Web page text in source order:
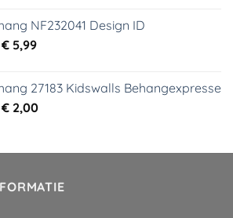
€ 29,95.€ 3,99.
NF232041 Design ID
Oorspronkelijke
€ 29,95.
€5,99Huidige
€ 5,99.
27183 Kidswalls Behangexpresse
Oorspronkelijke
€ 29,95.
€2,00Huidige
€ 2,00.